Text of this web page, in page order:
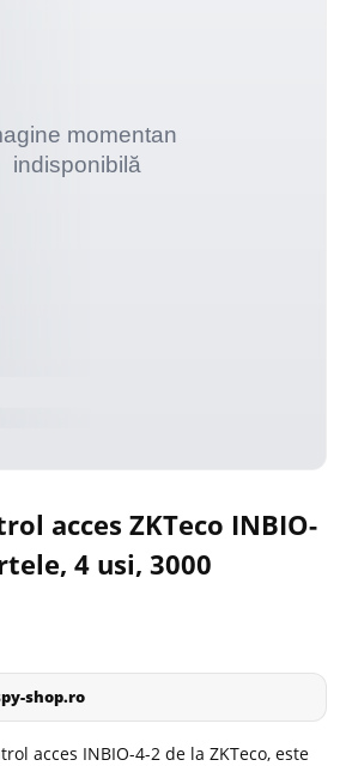
acces ZKTeco INBIO-
4 usi, 3000
shop.ro
acces INBIO-4-2 de la ZKTeco, este